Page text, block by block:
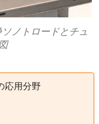
ノトロードとチュ
応用分野